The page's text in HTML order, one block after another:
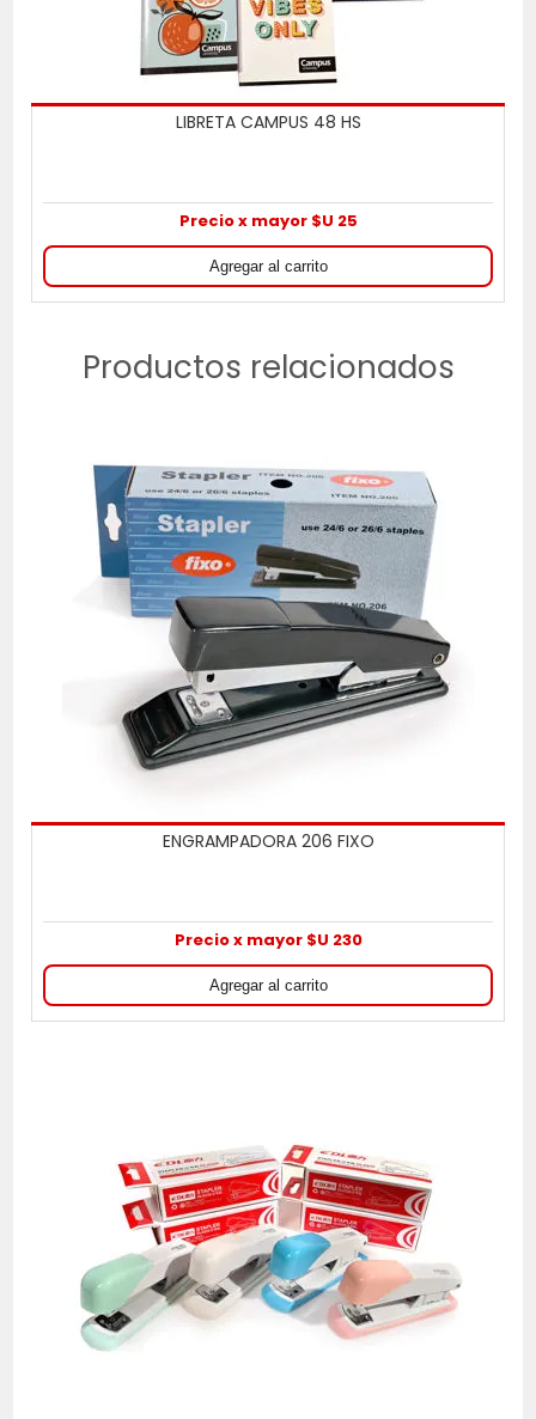
LIBRETA CAMPUS 48 HS
Precio x mayor $U 25
Productos relacionados
ENGRAMPADORA 206 FIXO
Precio x mayor $U 230